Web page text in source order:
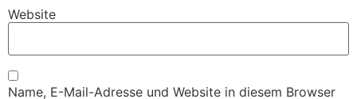
Website
Name, E-Mail-Adresse und Website in diesem Browser